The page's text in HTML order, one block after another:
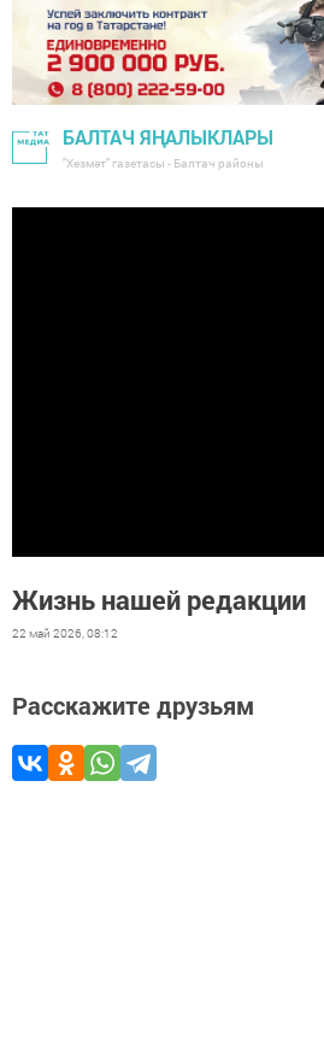
БАЛТАЧ ЯҢАЛЫКЛАРЫ
"Хезмәт" газетасы - Балтач районы
Жизнь нашей редакции
22 май 2026, 08:12
Расскажите друзьям